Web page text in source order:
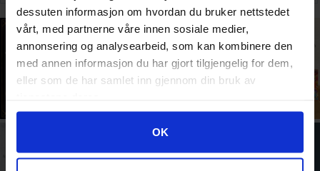
dessuten informasjon om hvordan du bruker nettstedet
vårt, med partnerne våre innen sosiale medier,
annonsering og analysearbeid, som kan kombinere den
med annen informasjon du har gjort tilgjengelig for dem,
eller som de har samlet inn gjennom din bruk av
Googles retningslinjer for personvern
OK
Play